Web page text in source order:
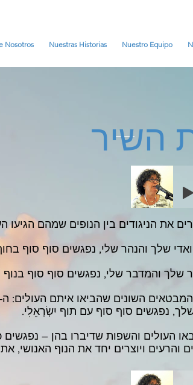
Nosotros Nuestras Historias Nuestro Equipo
השיר
את הניגודים בין הנופים שמהם הגיעו
שלך והנהר שלי, נפגשים סוף סוף
שלך והמדבר שלי, נפגשים סוף סוף בנוף
השונים שהביאו איתם העולים:
נפגשים סוף סוף עם תוף יִשְׂרְאֵלִי.
העולים והשפות שדיברו בהן –
והרעים ויוצרים יחד את הנוף האנושי,